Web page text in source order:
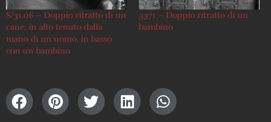
S/31.06 – Doppio ritratto di un
cane; in alto tenuto dalla
mano di un uomo, in basso
con un bambino
3371 – Doppio ritratto di un
bambino